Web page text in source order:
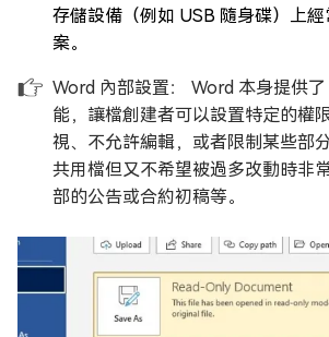
存儲設備（例如 USB 隨身碟）上
案。
Word 內部設置： Word 本身提供
能，讓檔創建者可以設置特定的權
視、不允許編輯，或者限制某些部
共用檔但又不希望被過多改動時非
部的公告或合約初稿等。